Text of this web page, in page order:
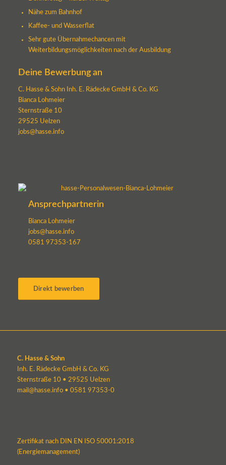
Nähe zum Bahnhof
Kaffee- und Wasserflat
Sehr gute Übernahmechancen mit
Weiterbildungsmöglichkeiten nach der Ausbildung
Deine Bewerbung an
C. Hasse & Sohn Inh. E. Rädecke GmbH & Co. KG
Bianca Lohmeier
Sternstraße 10
29525 Uelzen
jobs@hasse.info
Ansprechpartnerin
Bianca Lohmeier
jobs@hasse.info
0581 97353-167
Direkt bewerben
C. Hasse & Sohn
Inh. E. Rädecke GmbH & Co. KG
Sternstraße 10 • 29525 Uelzen
mail@hasse.info• 0581 97353-0
Zertifikat nach DIN EN ISO 50001:2018
(Energiemanagement)